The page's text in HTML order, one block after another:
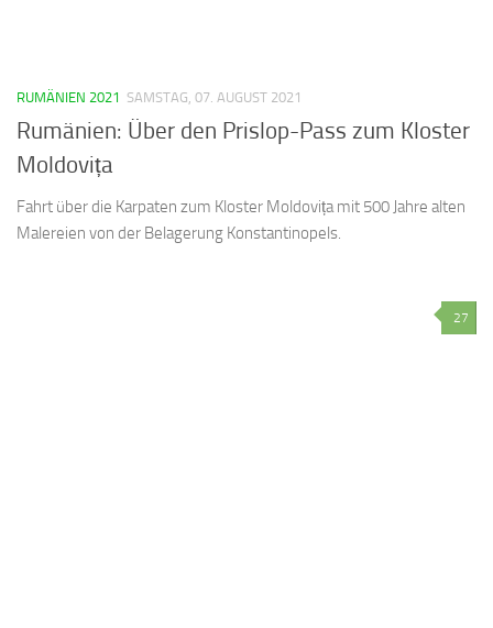
RUMÄNIEN 2021 SAMSTAG, 07. AUGUST 2021
Rumänien: Über den Prislop-Pass zum Kloster
Moldovița
Fahrt über die Karpaten zum Kloster Moldovița mit 500 Jahre alten
Malereien von der Belagerung Konstantinopels.
27